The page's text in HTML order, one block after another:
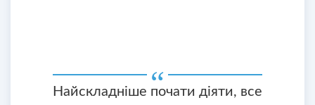
Найскладніше почати діяти, все